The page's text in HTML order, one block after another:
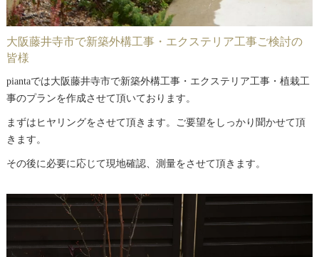
大阪藤井寺市で新築外構工事・エクステリア工事ご検討の
皆様
piantaでは大阪藤井寺市で新築外構工事・エクステリア工事・植栽工
事のプランを作成させて頂いております。
まずはヒヤリングをさせて頂きます。ご要望をしっかり聞かせて頂
きます。
その後に必要に応じて現地確認、測量をさせて頂きます。